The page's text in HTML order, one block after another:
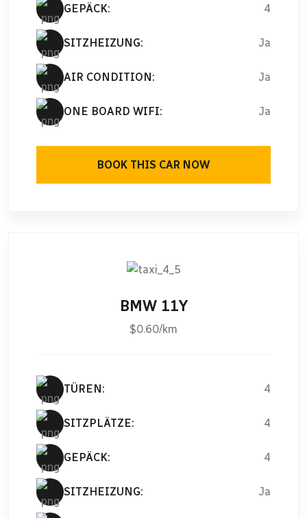
GEPÄCK: 4
SITZHEIZUNG: Ja
AIR CONDITION: Ja
ONE BOARD WIFI: Ja
BOOK THIS CAR NOW
BMW 11Y
$0.60/km
TÜREN: 4
SITZPLÄTZE: 4
GEPÄCK: 4
SITZHEIZUNG: Ja